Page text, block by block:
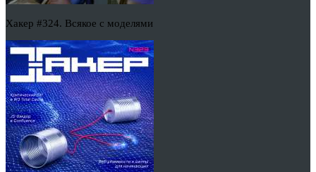
Хакер #324. Всякое с моделями